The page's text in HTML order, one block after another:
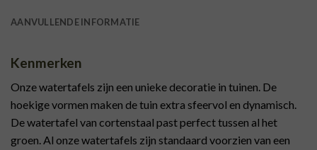
AANVULLENDE INFORMATIE
Kenmerken
Onze watertafels zijn een unieke decoratie in tuinen. De
hoekige vormen maken de tuin extra sfeervol en dynamisch.
De watertafel van cortenstaal past perfect tussen al het
groen. Al onze watertafels zijn standaard voorzien van een